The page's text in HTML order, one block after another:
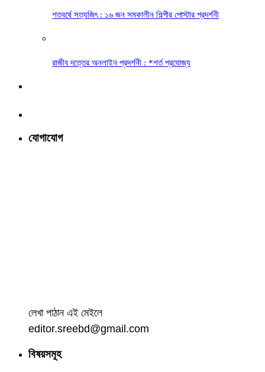
শতবর্ষে সত্যজিৎ : ১৬ জন সমকালীন শিল্পীর পোস্টার প্রদর্শনী
রাজীব দত্তের অনলাইন প্রদর্শনী : *শর্ত প্রযোজ্য
যোগাযোগ
লেখা পাঠান এই মেইলে
editor.sreebd@gmail.com
বিষয়সমূহ